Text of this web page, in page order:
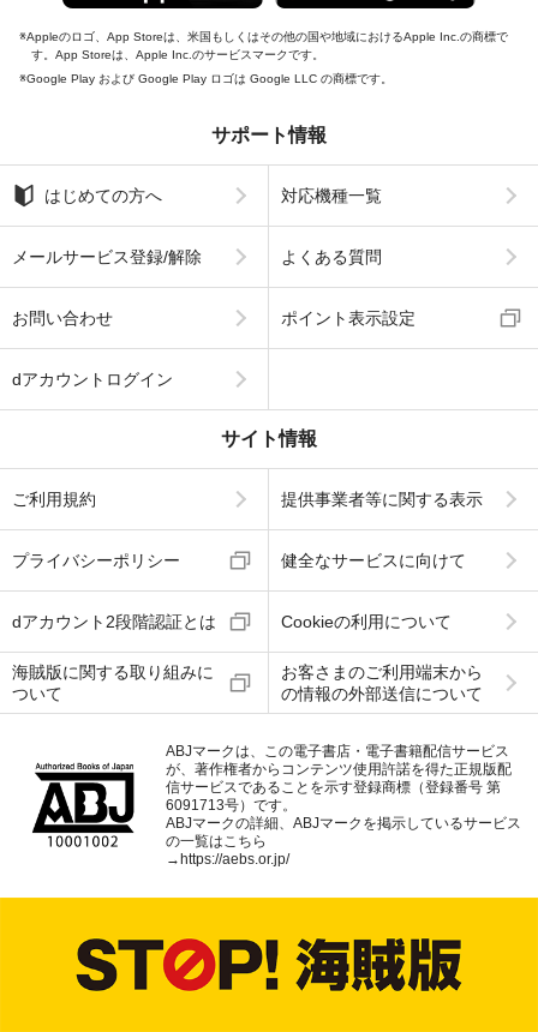
Appleのロゴ、App Storeは、米国もしくはその他の国や地域におけるApple Inc.の商標で
す。App Storeは、Apple Inc.のサービスマークです。
Google Play および Google Play ロゴは Google LLC の商標です。
サポート情報
はじめての方へ 対応機種一覧
メールサービス登録/解除 よくある質問
お問い合わせ ポイント表示設定
dアカウントログイン
サイト情報
ご利用規約 提供事業者等に関する表示
プライバシーポリシー 健全なサービスに向けて
dアカウント2段階認証とは Cookieの利用について
海賊版に関する取り組みに
ついて
お客さまのご利用端末から
の情報の外部送信について
ABJマークは、この電子書店・電子書籍配信サービス
が、著作権者からコンテンツ使用許諾を得た正規版配
信サービスであることを示す登録商標（登録番号 第
6091713号）です。
ABJマークの詳細、ABJマークを掲示しているサービス
の一覧はこちら
→https://aebs.or.jp/